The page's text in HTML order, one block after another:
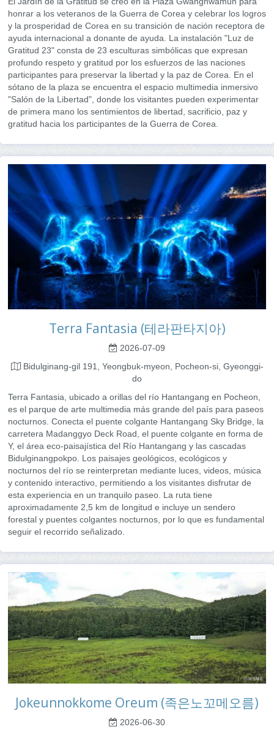
honrar a los veteranos de la Guerra de Corea y celebrar los logros
y la prosperidad de Corea en su transición de nación receptora de
ayuda internacional a donante de ayuda. La instalación "Luz de
Gratitud 23" consta de 23 esculturas simbólicas que expresan
profundo respeto y gratitud por los esfuerzos de las naciones
participantes para preservar la libertad y la paz de Corea. En el
sótano de la plaza se encuentra el espacio multimedia inmersivo
"Salón de la Libertad", donde los visitantes pueden experimentar
de primera mano los sentimientos de libertad, sacrificio, paz y
gratitud hacia los participantes de la Guerra de Corea.
Terra Fantasia (테라판타지아)
2026-07-09
Bidulginang-gil 191, Yeongbuk-myeon, Pocheon-si, Gyeonggi-
do
Terra Fantasia, ubicado a orillas del río Hantangang en Pocheon,
es el parque de arte multimedia más grande del país para paseos
nocturnos. Conecta el puente colgante Hantangang Sky Bridge, la
carretera Madanggyo Deck Road, el puente colgante en forma de
Y, el área eco-paisajística del Río Hantangang y las cascadas
Bidulginangpokpo. Los paisajes geológicos, ecológicos y
nocturnos del río se reinterpretan mediante luces, videos, música
y contenido interactivo, permitiendo a los visitantes disfrutar de
esta experiencia en un tranquilo paseo. La ruta tiene
aproximadamente 2,5 km de longitud e incluye un sendero
forestal y puentes colgantes nocturnos, por lo que es fundamental
seguir el recorrido señalizado.
Jokeunnokkome Oreum (족은노꼬메오름)
2026-06-30